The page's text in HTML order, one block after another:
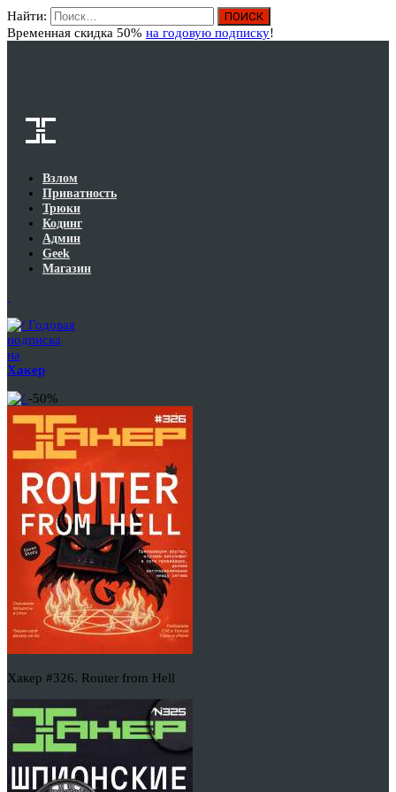
Найти:
Временная скидка 50% на годовую подписку!
Взлом
Приватность
Трюки
Кодинг
Админ
Geek
Магазин
Годовая
подписка
на
Хакер
-50%
Хакер #326. Router from Hell